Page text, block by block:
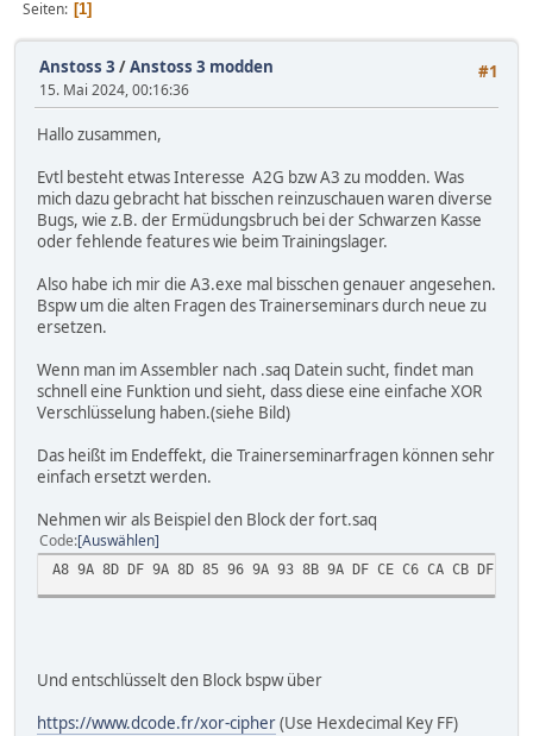
Seiten 1
#1
Anstoss 3 /Anstoss 3 modden
15. Mai 2024, 00:16:36
Hallo zusammen,
Evtl besteht etwas Interesse A2G bzw A3 zu modden. Was
mich dazu gebracht hat bisschen reinzuschauen waren diverse
Bugs, wie z.B. der Ermüdungsbruch bei der Schwarzen Kasse
oder fehlende features wie beim Trainingslager.
Also habe ich mir die A3.exe mal bisschen genauer angesehen.
Bspw um die alten Fragen des Trainerseminars durch neue zu
ersetzen.
Wenn man im Assembler nach .saq Datein sucht, findet man
schnell eine Funktion und sieht, dass diese eine einfache XOR
Verschlüsselung haben.(siehe Bild)
Das heißt im Endeffekt, die Trainerseminarfragen können sehr
einfach ersetzt werden.
Nehmen wir als Beispiel den Block der fort.saq
Code Auswählen
A8 9A 8D DF 9A 8D 85 96 9A 93 8B 9A DF CE C6 CA CB DF
Und entschlüsselt den Block bspw über
https://www.dcode.fr/xor-cipher(Use Hexdecimal Key FF)